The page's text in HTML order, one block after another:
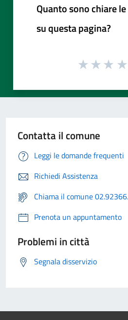
Quanto sono chiare
su questa pagina?
Contatta il comune
Leggi le domande frequenti
Richiedi Assistenza
Chiama il comune
Prenota un appuntamento
Problemi in città
Segnala disservizio